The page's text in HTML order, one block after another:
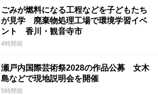
ごみが燃料になる工程などを子どもたち
が見学 廃棄物処理工場で環境学習イベ
ント 香川・観音寺市
4時間前
瀬戸内国際芸術祭2028の作品公募 女木
島などで現地説明会を開催
5時間前